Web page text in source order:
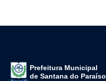
Prefeitura Municipal
de Santana do Paraíso